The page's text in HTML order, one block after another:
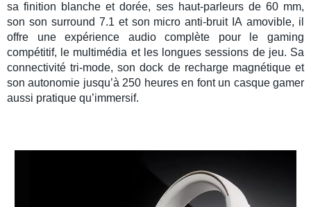
sa finition blanche et dorée, ses haut-parleurs de 60 mm,
son son surround 7.1 et son micro anti-bruit IA amovible, il
offre une expérience audio complète pour le gaming
compétitif, le multimédia et les longues sessions de jeu. Sa
connectivité tri-mode, son dock de recharge magnétique et
son autonomie jusqu’à 250 heures en font un casque gamer
aussi pratique qu’immersif.